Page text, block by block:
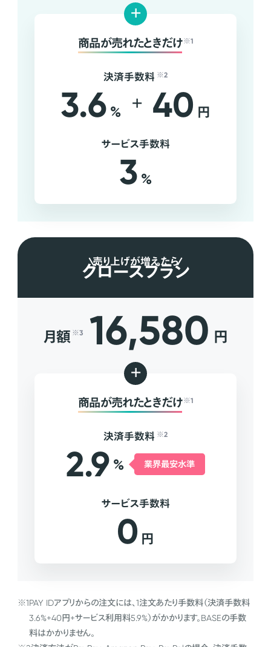
+
商品が売れたときだけ ※1
決済手数料 ※2
3.6 % + 40 円
サービス手数料
3 %
売り上げが増えたら
グロースプラン
月額 ※3 16,580 円
+
商品が売れたときだけ ※1
決済手数料 ※2
2.9 % 業界最安水準
サービス手数料
0 円
※1PAY IDアプリからの注文には、1注文あたり手数料（決済手数料
3.6%+40円+サービス利用料5.9%）がかかります。BASEの手数
料はかかりません。